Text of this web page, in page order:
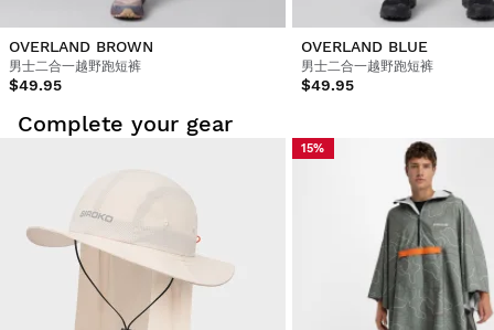
OVERLAND BROWN
男士二合一越野跑短裤
$49.95
OVERLAND BLUE
男士二合一越野跑短裤
$49.95
Complete your gear
15%